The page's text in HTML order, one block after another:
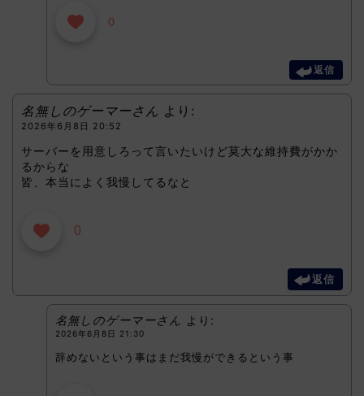
0
返信
名無しのゲーマーさん より:
2026年6月8日 20:52
サーバーを用意しろって言いたいけど莫大な維持費がかか
るからな
皆、本当によく我慢してるなと
0
返信
名無しのゲーマーさん より:
2026年6月8日 21:30
辞めないという事はまだ我慢ができるという事